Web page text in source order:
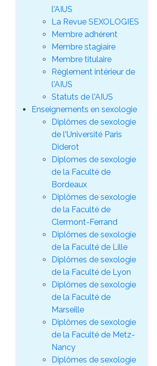
l'AIUS
La Revue SEXOLOGIES
Membre adhérent
Membre stagiaire
Membre titulaire
Règlement intérieur de
l'AIUS
Statuts de l'AIUS
Enseignements en sexologie
Diplômes de sexologie
de l'Université Paris
Diderot
Diplomes de sexologie
de la Faculté de
Bordeaux
Diplômes de sexologie
de la Faculté de
Clermont-Ferrand
Diplômes de sexologie
de la Faculté de Lille
Diplômes de sexologie
de la Faculté de Lyon
Diplômes de sexologie
de la Faculté de
Marseille
Diplômes de sexologie
de la Faculté de Metz-
Nancy
Diplômes de sexologie